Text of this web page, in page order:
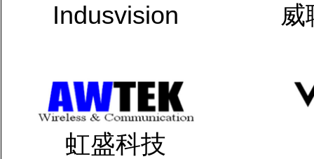
Indusvision 威
虹盛科技